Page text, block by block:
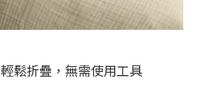
鬆折疊，無需使用工具